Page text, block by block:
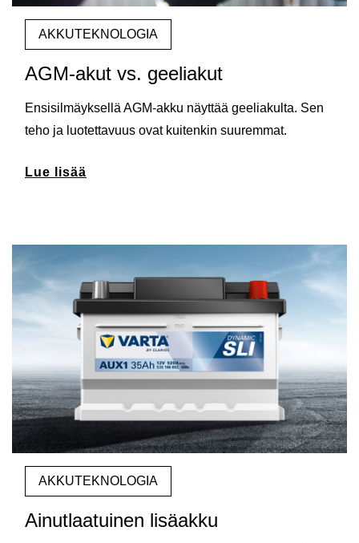
AKKUTEKNOLOGIA
AGM-akut vs. geeliakut
Ensisilmäyksellä AGM-akku näyttää geeliakulta. Sen
teho ja luotettavuus ovat kuitenkin suuremmat.
Lue lisää
AKKUTEKNOLOGIA
Ainutlaatuinen lisäakku